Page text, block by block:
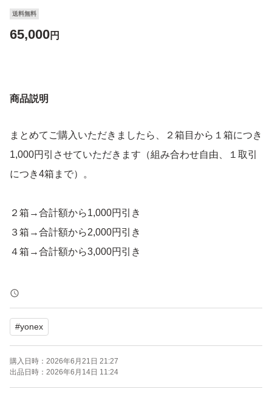
送料無料
65,000円
商品説明
まとめてご購入いただきましたら、２箱目から１箱につき
1,000円引させていただきます（組み合わせ自由、１取引
につき4箱まで）。
２箱→合計額から1,000円引き
３箱→合計額から2,000円引き
４箱→合計額から3,000円引き
まとめて購入希望の場合は、「商品への質問」ボタンから
ご連絡ください（そのまま購入された場合はお値引きでき
ませんのでご注意ください）。
１箱の場合、簡易包装の上、発送させていただきます。
#yonex
購入日時： 2026年6月21日 21:27
出品日時： 2026年6月14日 11:24